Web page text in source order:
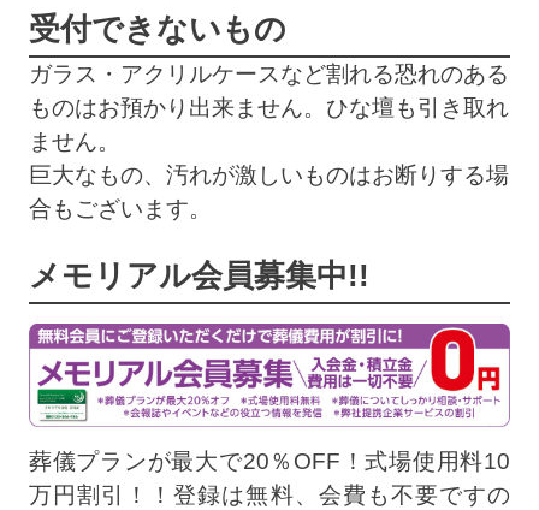
受付できないもの
ガラス・アクリルケースなど割れる恐れのある
ものはお預かり出来ません。ひな壇も引き取れ
ません。
巨大なもの、汚れが激しいものはお断りする場
合もございます。
メモリアル会員募集中!!
葬儀プランが最大で20％OFF！式場使用料10
万円割引！！登録は無料、会費も不要ですの